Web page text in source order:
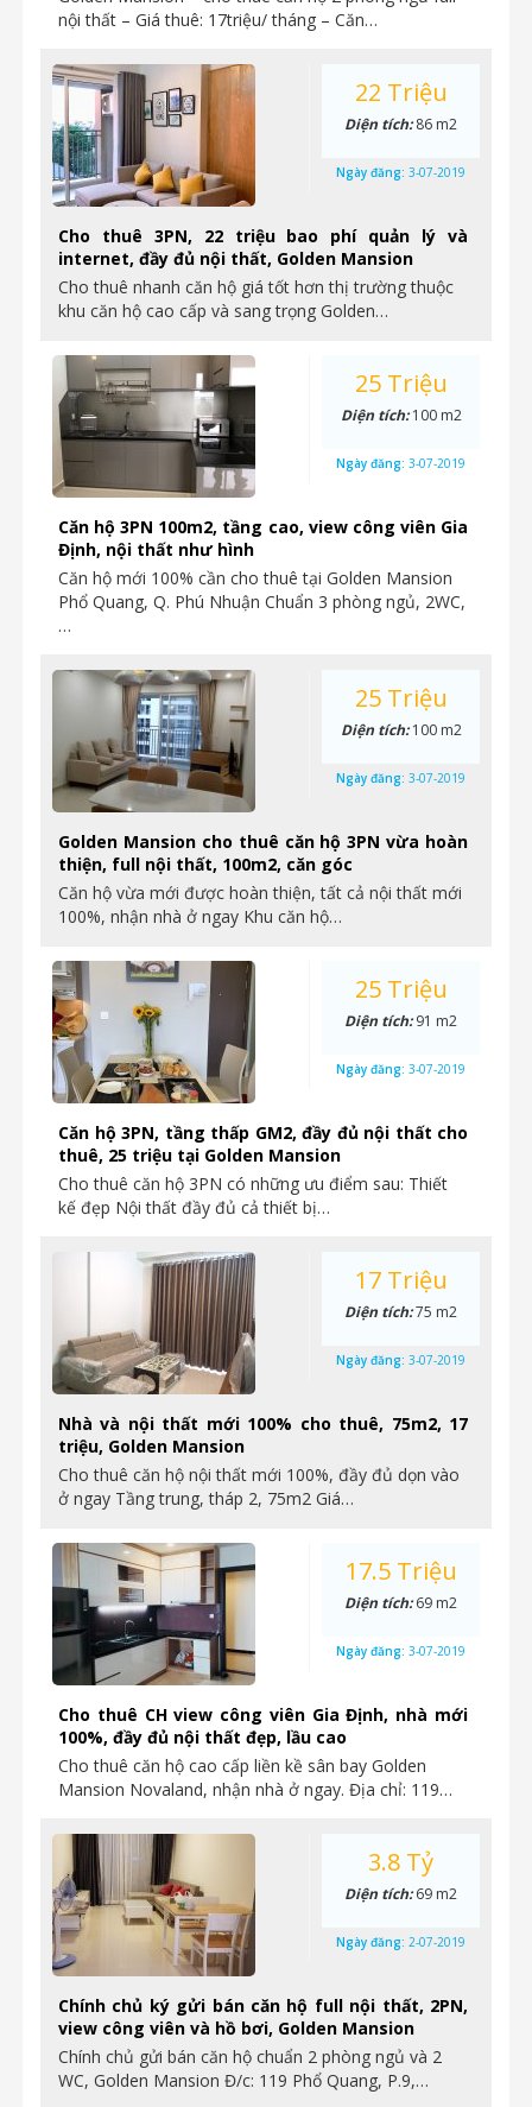
nội thất – Giá thuê: 17triệu/ tháng – Căn…
Cho thuê 3PN, 22 triệu bao phí quản lý và
internet, đầy đủ nội thất, Golden Mansion
Cho thuê nhanh căn hộ giá tốt hơn thị trường thuộc
khu căn hộ cao cấp và sang trọng Golden…
22 Triệu
Diện tích:86 m2
Ngày đăng: 3-07-2019
Căn hộ 3PN 100m2, tầng cao, view công viên Gia
Định, nội thất như hình
Căn hộ mới 100% cần cho thuê tại Golden Mansion
Phổ Quang, Q. Phú Nhuận Chuẩn 3 phòng ngủ, 2WC,
…
25 Triệu
Diện tích:100 m2
Ngày đăng: 3-07-2019
Golden Mansion cho thuê căn hộ 3PN vừa hoàn
thiện, full nội thất, 100m2, căn góc
Căn hộ vừa mới được hoàn thiện, tất cả nội thất mới
100%, nhận nhà ở ngay Khu căn hộ…
25 Triệu
Diện tích:100 m2
Ngày đăng: 3-07-2019
Căn hộ 3PN, tầng thấp GM2, đầy đủ nội thất cho
thuê, 25 triệu tại Golden Mansion
Cho thuê căn hộ 3PN có những ưu điểm sau: Thiết
kế đẹp Nội thất đầy đủ cả thiết bị…
25 Triệu
Diện tích:91 m2
Ngày đăng: 3-07-2019
Nhà và nội thất mới 100% cho thuê, 75m2, 17
triệu, Golden Mansion
Cho thuê căn hộ nội thất mới 100%, đầy đủ dọn vào
ở ngay Tầng trung, tháp 2, 75m2 Giá…
17 Triệu
Diện tích:75 m2
Ngày đăng: 3-07-2019
Cho thuê CH view công viên Gia Định, nhà mới
100%, đầy đủ nội thất đẹp, lầu cao
Cho thuê căn hộ cao cấp liền kề sân bay Golden
Mansion Novaland, nhận nhà ở ngay. Địa chỉ: 119…
17.5 Triệu
Diện tích:69 m2
Ngày đăng: 3-07-2019
Chính chủ ký gửi bán căn hộ full nội thất, 2PN,
view công viên và hồ bơi, Golden Mansion
Chính chủ gửi bán căn hộ chuẩn 2 phòng ngủ và 2
WC, Golden Mansion Đ/c: 119 Phổ Quang, P.9,…
3.8 Tỷ
Diện tích:69 m2
Ngày đăng: 2-07-2019